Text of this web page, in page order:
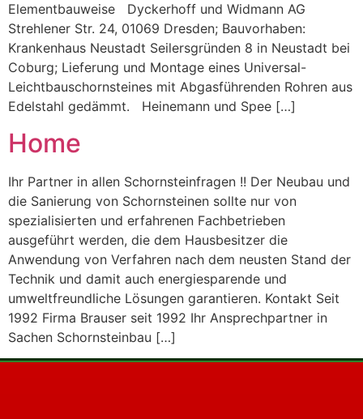
Elementbauweise Dyckerhoff und Widmann AG
Strehlener Str. 24, 01069 Dresden; Bauvorhaben:
Krankenhaus Neustadt Seilersgründen 8 in Neustadt bei
Coburg; Lieferung und Montage eines Universal-
Leichtbauschornsteines mit Abgasführenden Rohren aus
Edelstahl gedämmt. Heinemann und Spee […]
Home
Ihr Partner in allen Schornsteinfragen !! Der Neubau und
die Sanierung von Schornsteinen sollte nur von
spezialisierten und erfahrenen Fachbetrieben
ausgeführt werden, die dem Hausbesitzer die
Anwendung von Verfahren nach dem neusten Stand der
Technik und damit auch energiesparende und
umweltfreundliche Lösungen garantieren. Kontakt Seit
1992 Firma Brauser seit 1992 Ihr Ansprechpartner in
Sachen Schornsteinbau […]